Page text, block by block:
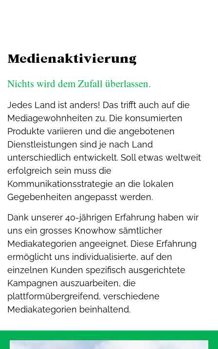
Medienaktivierung
Nichts wird dem Zufall überlassen.
Jedes Land ist anders! Das trifft auch auf die
Mediagewohnheiten zu. Die konsumierten
Produkte variieren und die angebotenen
Dienstleistungen sind je nach Land
unterschiedlich entwickelt. Soll etwas weltweit
erfolgreich sein muss die
Kommunikationsstrategie an die lokalen
Gegebenheiten angepasst werden.
Dank unserer 40-jährigen Erfahrung haben wir
uns ein grosses Knowhow sämtlicher
Mediakategorien angeeignet. Diese Erfahrung
ermöglicht uns individualisierte, auf den
einzelnen Kunden spezifisch ausgerichtete
Kampagnen auszuarbeiten, die
plattformübergreifend, verschiedene
Mediakategorien beinhaltend.